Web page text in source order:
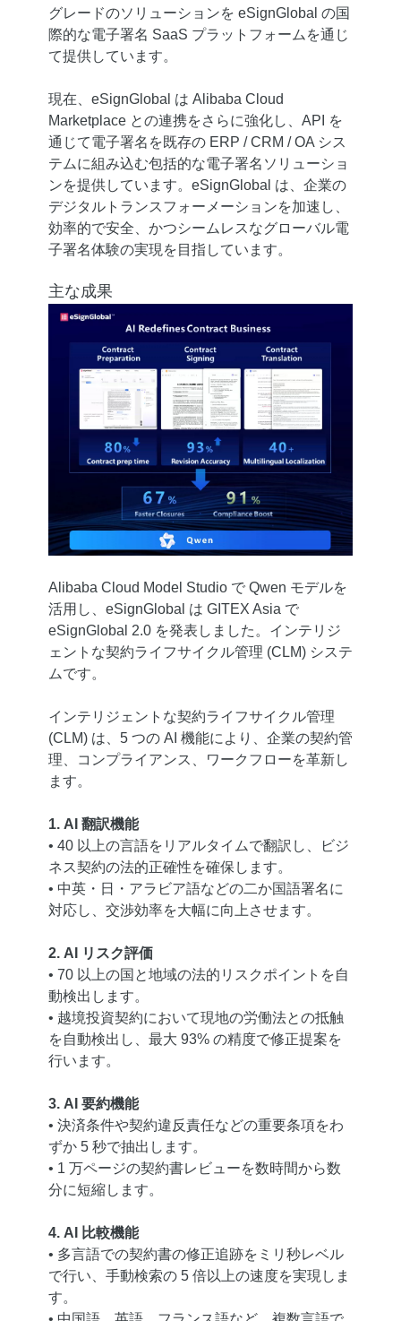
グレードのソリューションを eSignGlobal の国
際的な電子署名 SaaS プラットフォームを通じ
て提供しています。
現在、eSignGlobal は Alibaba Cloud
Marketplace との連携をさらに強化し、API を
通じて電子署名を既存の ERP / CRM / OA シス
テムに組み込む包括的な電子署名ソリューショ
ンを提供しています。eSignGlobal は、企業の
デジタルトランスフォーメーションを加速し、
効率的で安全、かつシームレスなグローバル電
子署名体験の実現を目指しています。
主な成果
Alibaba Cloud Model Studio で Qwen モデルを
活用し、eSignGlobal は GITEX Asia で
eSignGlobal 2.0 を発表しました。インテリジ
ェントな契約ライフサイクル管理 (CLM) システ
ムです。
インテリジェントな契約ライフサイクル管理
(CLM) は、5 つの AI 機能により、企業の契約管
理、コンプライアンス、ワークフローを革新し
ます。
1. AI 翻訳機能
• 40 以上の言語をリアルタイムで翻訳し、ビジ
ネス契約の法的正確性を確保します。
• 中英・日・アラビア語などの二か国語署名に
対応し、交渉効率を大幅に向上させます。
2. AI リスク評価
• 70 以上の国と地域の法的リスクポイントを自
動検出します。
• 越境投資契約において現地の労働法との抵触
を自動検出し、最大 93% の精度で修正提案を
行います。
3. AI 要約機能
• 決済条件や契約違反責任などの重要条項をわ
ずか 5 秒で抽出します。
• 1 万ページの契約書レビューを数時間から数
分に短縮します。
4. AI 比較機能
• 多言語での契約書の修正追跡をミリ秒レベル
で行い、手動検索の 5 倍以上の速度を実現しま
す。